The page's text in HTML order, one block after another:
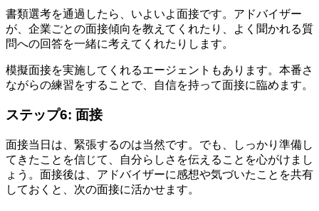
書類選考を通過したら、いよいよ面接です。アドバイザー
が、企業ごとの面接傾向を教えてくれたり、よく聞かれる質
問への回答を一緒に考えてくれたりします。
模擬面接を実施してくれるエージェントもあります。本番さ
ながらの練習をすることで、自信を持って面接に臨めます。
ステップ6: 面接
面接当日は、緊張するのは当然です。でも、しっかり準備し
てきたことを信じて、自分らしさを伝えることを心がけまし
ょう。面接後は、アドバイザーに感想や気づいたことを共有
しておくと、次の面接に活かせます。